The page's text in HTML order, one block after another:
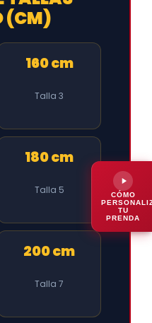
(CM)
160 cm
Talla 3
180 cm
Talla 5
200 cm
Talla 7
CÓMO
TU
PRENDA